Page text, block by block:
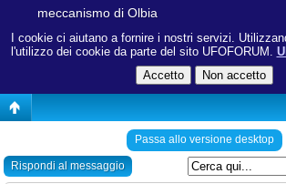
I cookie ci aiutano a fornire i nostri servizi.
l'utilizzo dei cookie da parte del sito UFOFORUM.
meccanismo di Olbia
Passa allo versione desktop
Rispondi al messaggio